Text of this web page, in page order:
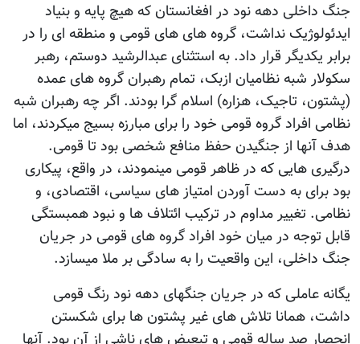
جنگ داخلی دهه نود در افغانستان که هیچ پایه و بنیاد
ایدئولوژیک نداشت، گروه های های قومی و منطقه ای را در
برابر یکدیگر قرار داد. به استثنای عبدالرشید دوستم، رهبر
سکولار شبه نظامیان ازبک، تمام رهبران گروه های عمده
(پشتون، تاجیک، هزاره) اسلام گرا بودند. اگر چه رهبران شبه
نظامی افراد گروه قومی خود را برای مبارزه بسیج میکردند، اما
هدف آنها از جنگیدن حفظ منافع شخصی بود تا قومی.
درگیری هایی که در ظاهر قومی مینمودند، در واقع، پیکاری
بود برای به دست آوردن امتیاز های سیاسی، اقتصادی، و
نظامی. تغییر مداوم در ترکیب ائتلاف ها و نبود همبستگی
قابل توجه در میان خود افراد گروه های قومی در جریان
جنگ داخلی، این واقعیت را به سادگی بر ملا میسازد.
یگانه عاملی که در جریان جنگهای دهه نود رنگ قومی
داشت، همانا تلاش های غیر پشتون ها برای شکستن